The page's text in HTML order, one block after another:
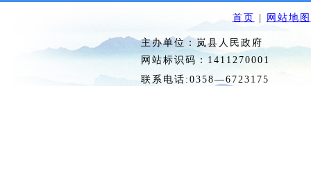
首页 网站地图
主办单位：岚县人民政府
网站标识码：
联系电话